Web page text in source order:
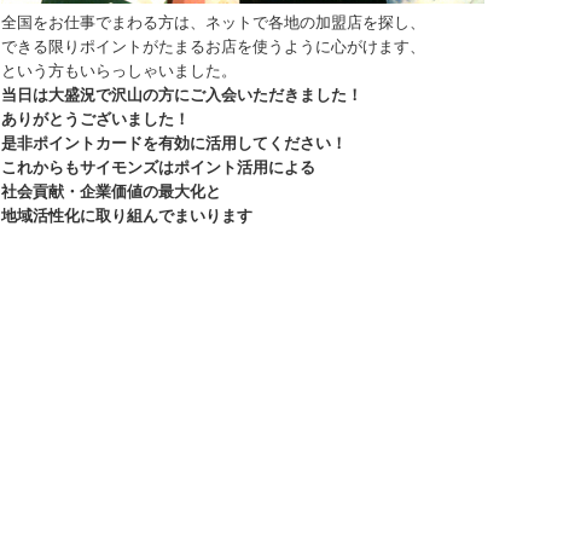
全国をお仕事でまわる方は、ネットで各地の加盟店を探し、
できる限りポイントがたまるお店を使うように心がけます、
という方もいらっしゃいました。
当日は大盛況で沢山の方にご入会いただきました！
ありがとうございました！
是非ポイントカードを有効に活用してください！
これからもサイモンズはポイント活用による
社会貢献・企業価値の最大化と
地域活性化に取り組んでまいります